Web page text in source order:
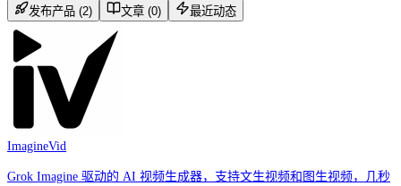
发布产品 (2) 文章 (0) 最近动态
ImagineVid
Grok Imagine 驱动的 AI 视频生成器，支持文生视频和图生视频，几秒